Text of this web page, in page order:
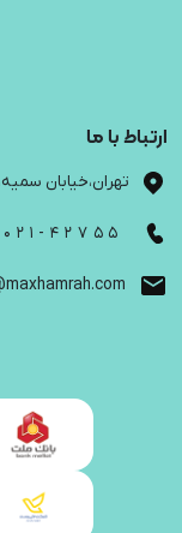
با ما
تهران،خیابان سمیه، بعد
021-42755